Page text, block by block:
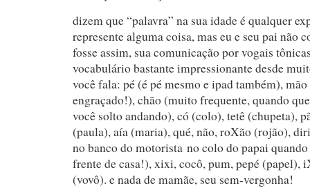
dizem que “palavra” na sua idade é qualquer
represente alguma coisa, mas eu e seu pai não
fosse assim, sua comunicação por vogais
vocabulário bastante impressionante desde
você fala: pé (é pé mesmo e ipad também), mão
engraçado!), chão (muito frequente, quando
você solto andando), có (colo), tetê (chupeta),
(paula), aía (maria), qué, não, roXão (rojão),
no banco do motorista no colo do papai
frente de casa!), xixi, cocô, pum, pepé (papel),
(vovô). e nada de mamãe, seu sem-vergonha!